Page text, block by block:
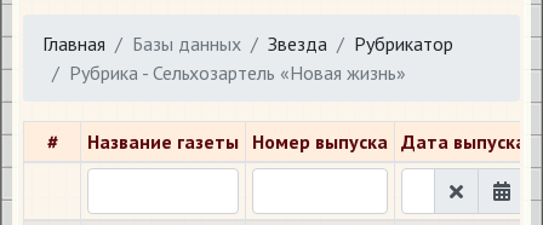
Главная Базы данных Звезда
Рубрикатор
Рубрика - Сельхозартель «Новая жизнь»
# Название газеты Номер выпуска Дата выпуска